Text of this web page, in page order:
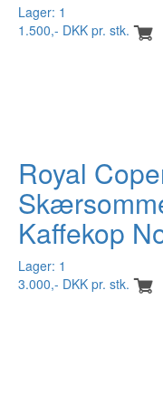
Lager: 1
1.500,- DKK pr. stk.
Royal
Kaffekop
Lager: 1
3.000,- DKK pr. stk.